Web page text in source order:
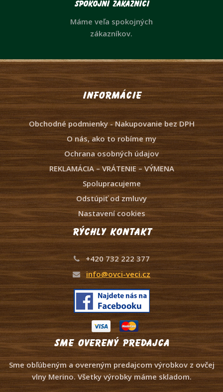
Spokojní zákazníci
Máme veľa spokojných
zákazníkov.
Informácie
Obchodné podmienky - Nakupovanie bez DPH
O nás, ako to robíme my
Ochrana osobných údajov
REKLAMÁCIA – VRÁTENIE – VÝMENA
Spolupracujeme
Odstúpiť od zmluvy
Nastavení cookies
Rýchly kontakt
+420 732 222 377
info@ovci-veci.cz
Sme overený predajca
Sme obľúbeným a overeným predajcom výrobkov z ovčej
vlny Merino. Všetky výrobky máme skladom.